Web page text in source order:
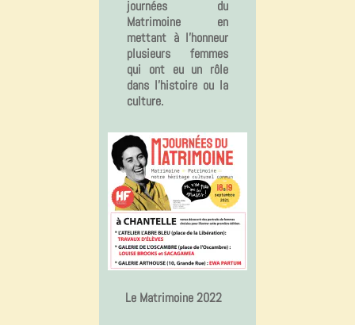
journées du
Matrimoine en
mettant à l'honneur
plusieurs femmes
qui ont eu un rôle
dans l'histoire ou la
culture.
Le Matrimoine 2022